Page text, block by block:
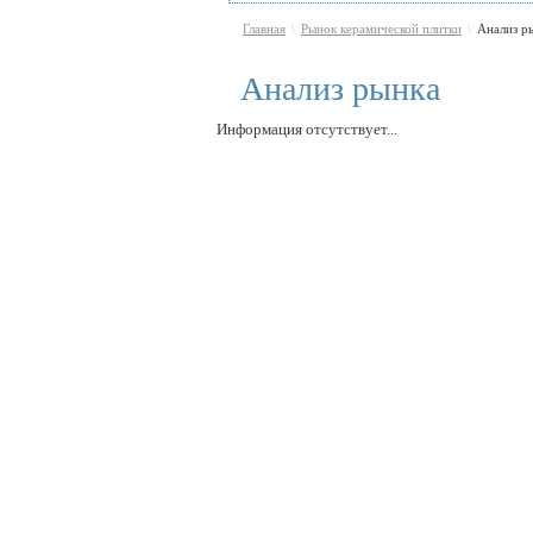
Главная \ Рынок керамической плитки \ Анализ
Анализ рынка
Информация отсутствует...